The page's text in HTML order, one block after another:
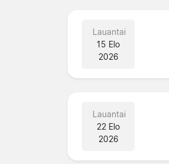
Lauantai
15 Elo
2026
Lauantai
22 Elo
2026